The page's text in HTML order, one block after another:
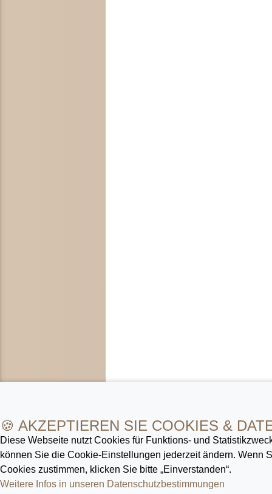
🍪 AKZEPTIEREN SIE COOKIES &
Diese Webseite nutzt Cookies für Funktions- und
können Sie die Cookie-Ein­stellungen jederzeit ändern. Wenn
Cookies zustimmen, klicken Sie bitte „Einverstanden“.
Weitere Infos in unseren Datenschutz­bestimmungen